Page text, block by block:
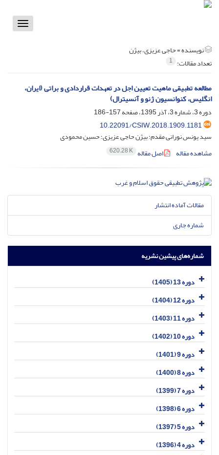
Toggle
نویسنده =حاجی عزیزی، بیژن
تعداد مقالات: 1
مطالعه تطبیقی ماهیت تعیین اجل در تعهدات قراردادی و براتی (ایران،
انگلیس، کنوانسیون ژنو و آنسیترال)
دوره 3، شماره 3، آذر 1395، صفحه
157-186
10.22091/CSIW.2018.1909.1181
سید یونس نورانی مقدم؛ بیژن حاجی عزیزی؛ حسین محمودی
مشاهده مقاله
اصل مقاله 620.28 K
مقالات آماده انتشار
شماره جاری
شماره‌های پیشین نشریه
دوره 13 (1405)
دوره 12 (1404)
دوره 11 (1403)
دوره 10 (1402)
دوره 9 (1401)
دوره 8 (1400)
دوره 7 (1399)
دوره 6 (1398)
دوره 5 (1397)
دوره 4 (1396)